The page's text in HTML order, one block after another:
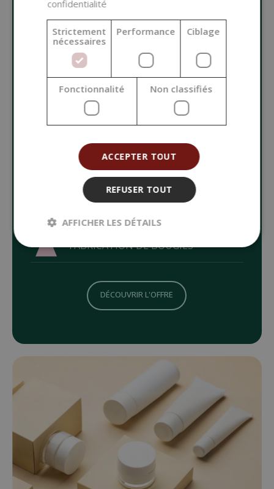
DE COSMÉTIQUES
NATURELS
MATIÈRES PREMIÈRES DE BASE
ADDITIFS POUR COSMÉTIQUES
COLORANTS ET PARFUMS
EMBALLAGES COSMÉTIQUES
FABRICATION DE BOUGIES
DÉCOUVRIR L'OFFRE
confidentialité
Strictement
nécessaires
Performance Ciblage
Fonctionnalité Non classifiés
ACCEPTER TOUT
REFUSER TOUT
AFFICHER LES DÉTAILS